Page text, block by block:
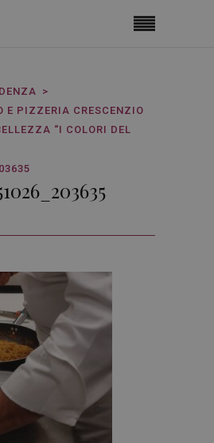
E PIZZERIA CRESCENZIO
“I COLORI DEL